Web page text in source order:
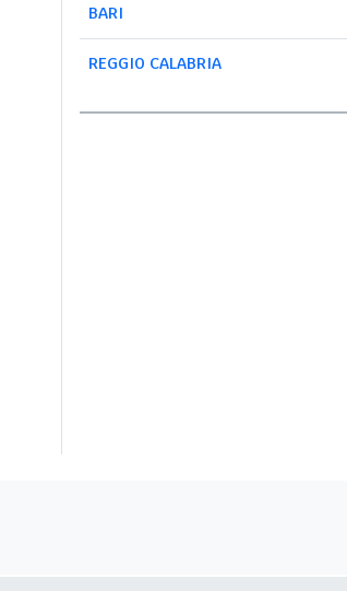
BARI
REGGIO CALABRIA